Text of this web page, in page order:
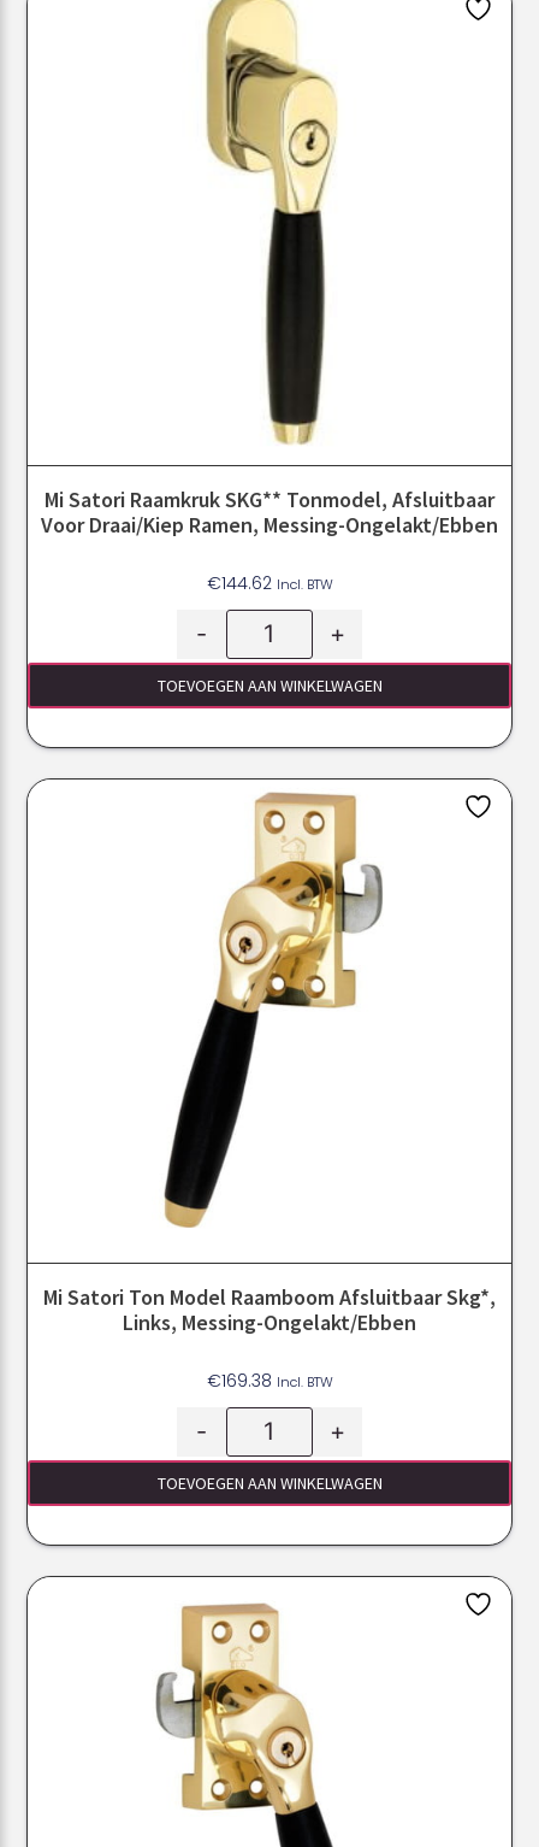
Mi Satori Raamkruk SKG** Tonmodel, Afsluitbaar
Voor Draai/kiep Ramen, Messing-Ongelakt/ebben
€144.62 Incl. BTW
- +
TOEVOEGEN AAN WINKELWAGEN
Mi Satori Ton Model Raamboom Afsluitbaar Skg*,
Links, Messing-Ongelakt/Ebben
€169.38 Incl. BTW
- +
TOEVOEGEN AAN WINKELWAGEN